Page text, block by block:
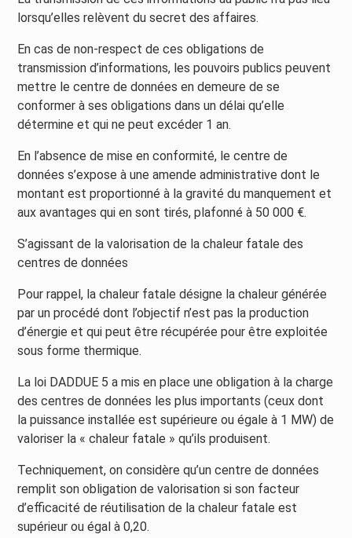
lorsqu’elles relèvent du secret des affaires.
En cas de non-respect de ces obligations de
transmission d’informations, les pouvoirs publics peuvent
mettre le centre de données en demeure de se
conformer à ses obligations dans un délai qu’elle
détermine et qui ne peut excéder 1 an.
En l’absence de mise en conformité, le centre de
données s’expose à une amende administrative dont le
montant est proportionné à la gravité du manquement et
aux avantages qui en sont tirés, plafonné à 50 000 €.
S’agissant de la valorisation de la chaleur fatale des
centres de données
Pour rappel, la chaleur fatale désigne la chaleur générée
par un procédé dont l’objectif n’est pas la production
d’énergie et qui peut être récupérée pour être exploitée
sous forme thermique.
La loi DADDUE 5 a mis en place une obligation à la charge
des centres de données les plus importants (ceux dont
la puissance installée est supérieure ou égale à 1 MW) de
valoriser la « chaleur fatale » qu’ils produisent.
Techniquement, on considère qu’un centre de données
remplit son obligation de valorisation si son facteur
d’efficacité de réutilisation de la chaleur fatale est
supérieur ou égal à 0,20.